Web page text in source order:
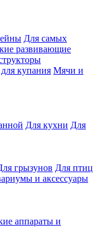
Для самых
развивающие
купания Мячи и
Для кухни Для
грызунов Для птиц
и аксессуары
аппараты и